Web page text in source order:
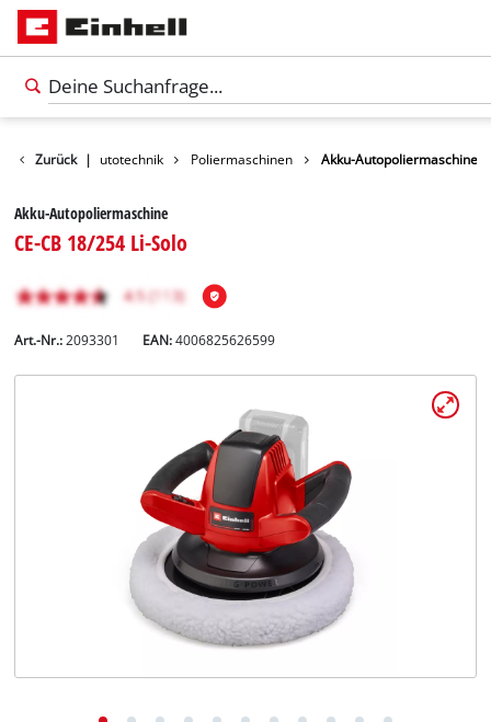
Zurück |
Freizeit Autotechnik Poliermaschinen Akku-Autopoliermaschine
Akku-Autopoliermaschine
CE-CB 18/254 Li-Solo
Art.-Nr.: 2093301 EAN:4006825626599